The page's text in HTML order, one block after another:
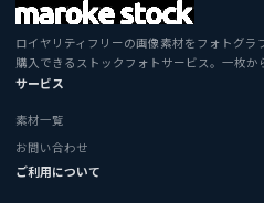
ロイヤリティフリーの画像素材をフォトグラ
購入できるストックフォトサービス。一枚か
サービス
素材一覧
お問い合わせ
ご利用について